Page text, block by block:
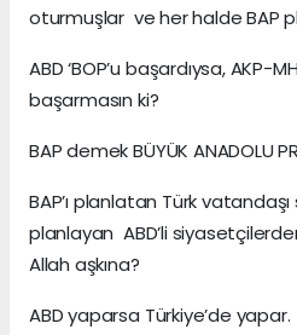
oturmuşlar ve her halde BAP
ABD ‘BOP’u başardıysa, AKP-
başarmasın ki?
BAP demek BÜYÜK ANADOLU
BAP’ı planlatan Türk
planlayan ABD’li
Allah aşkına?
ABD yaparsa Türkiye’de yapar.